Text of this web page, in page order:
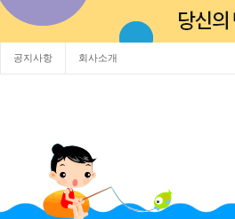
공지사항 회사소개